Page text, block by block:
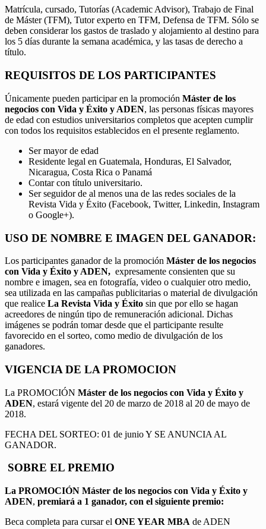
Matrícula, cursado, Tutorías (Academic Advisor), Trabajo de Final
de Máster (TFM), Tutor experto en TFM, Defensa de TFM. Sólo se
deben considerar los gastos de traslado y alojamiento al destino para
los 5 días durante la semana académica, y las tasas de derecho a
título.
REQUISITOS DE LOS PARTICIPANTES
Únicamente pueden participar en la promoción Máster de los
negocios con Vida y Éxito y ADEN, las personas físicas mayores
de edad con estudios universitarios completos que acepten cumplir
con todos los requisitos establecidos en el presente reglamento.
Ser mayor de edad
Residente legal en Guatemala, Honduras, El Salvador,
Nicaragua, Costa Rica o Panamá
Contar con título universitario.
Ser seguidor de al menos una de las redes sociales de la
Revista Vida y Éxito (Facebook, Twitter, Linkedin, Instagram
o Google+).
USO DE NOMBRE E IMAGEN DEL GANADOR:
Los participantes ganador de la promoción Máster de los negocios
con Vida y Éxito y ADEN, expresamente consienten que su
nombre e imagen, sea en fotografía, video o cualquier otro medio,
sea utilizada en las campañas publicitarias o material de divulgación
que realice La Revista Vida y Éxito sin que por ello se hagan
acreedores de ningún tipo de remuneración adicional. Dichas
imágenes se podrán tomar desde que el participante resulte
favorecido en el sorteo, como medio de divulgación de los
ganadores.
VIGENCIA DE LA PROMOCION
La PROMOCIÓN Máster de los negocios con Vida y Éxito y
ADEN, estará vigente del 20 de marzo de 2018 al 20 de mayo de
2018.
FECHA DEL SORTEO: 01 de junio Y SE ANUNCIA AL
GANADOR.
SOBRE EL PREMIO
La PROMOCIÓN Máster de los negocios con Vida y Éxito y
ADEN, premiará a 1 ganador, con el siguiente premio:
Beca completa para cursar el ONE YEAR MBA de ADEN